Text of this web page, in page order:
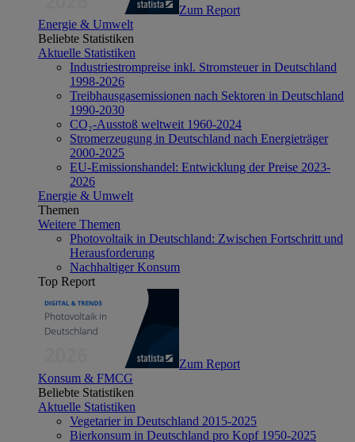
Zum Report
Energie & Umwelt
Beliebte Statistiken
Aktuelle Statistiken
Industriestrompreise inkl. Stromsteuer in Deutschland
1998-2026
Treibhausgasemissionen nach Sektoren in Deutschland
1990-2030
CO₂-Ausstoß weltweit 1960-2024
Stromerzeugung in Deutschland nach Energieträger
2000-2025
EU-Emissionshandel: Entwicklung der Preise 2023-
2026
Energie & Umwelt
Themen
Weitere Themen
Photovoltaik in Deutschland: Zwischen Fortschritt und
Herausforderung
Nachhaltiger Konsum
Top Report
Zum Report
Konsum & FMCG
Beliebte Statistiken
Aktuelle Statistiken
Vegetarier in Deutschland 2015-2025
Bierkonsum in Deutschland pro Kopf 1950-2025